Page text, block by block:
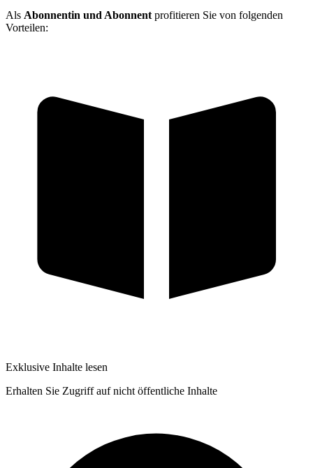
Als Abonnentin und Abonnentprofitieren Sie von folgenden
Vorteilen:
Exklusive Inhalte lesen
Erhalten Sie Zugriff auf nicht öffentliche Inhalte